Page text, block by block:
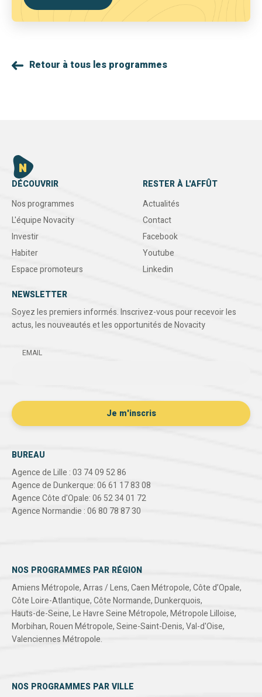
Retour à tous les programmes
DÉCOUVRIR
Nos programmes
L'équipe Novacity
Investir
Habiter
Espace promoteurs
RESTER À L'AFFÛT
Actualités
Contact
Facebook
Youtube
Linkedin
NEWSLETTER
Soyez les premiers informés. Inscrivez-vous pour recevoir les
actus, les nouveautés et les opportunités de Novacity
EMAIL
BUREAU
Agence de Lille : 03 74 09 52 86
Agence de Dunkerque: 06 61 17 83 08
Agence Côte d'Opale: 06 52 34 01 72
Agence Normandie : 06 80 78 87 30
NOS PROGRAMMES PAR RÉGION
Amiens Métropole,Arras / Lens,Caen Métropole,Côte d’Opale,
Côte Loire-Atlantique,Côte Normande,Dunkerquois,
Hauts-de-Seine,Le Havre Seine Métropole,Métropole Lilloise,
Morbihan,Rouen Métropole,Seine-Saint-Denis,Val-d'Oise,
Valenciennes Métropole.
NOS PROGRAMMES PAR VILLE